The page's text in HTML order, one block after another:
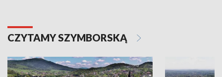
CZYTAMY SZYMBORSKĄ